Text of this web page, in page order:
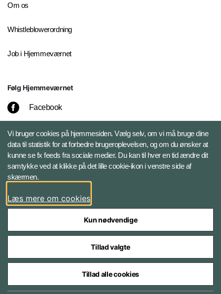
Om os
Whistleblowerordning
Job i Hjemmeværnet
Følg Hjemmeværnet
Facebook
Instagram
LinkedIn
X
Styrelser og myndigheder under Forsvarsministeriet
Vi bruger cookies på hjemmesiden. Vælg selv, om vi må bruge dine
data til statistik for at forbedre brugeroplevelsen, og om du ønsker at
kunne se fx feeds fra sociale medier. Du kan til hver en tid ændre dit
samtykke ved at klikke på det lille cookie-ikon i venstre side af
skærmen.
Læs mere om cookies
Kun nødvendige
Tillad valgte
Tillad alle cookies